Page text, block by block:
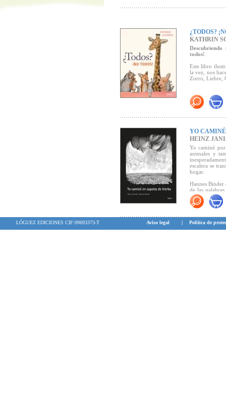
¿TODOS?
KATHRIN
todos!
Este libro
la vez, nos
Zorro, Liebre,
YO
HEINZ
Yo caminé
animales y
escalera se
hogar.
Hannes
de las
lleva más allá
LÓGUEZ EDICIONES CIF:09693373-T Aviso legal | Política de